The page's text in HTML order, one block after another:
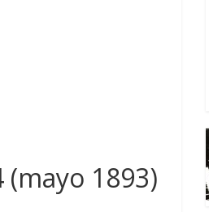
(mayo 1893)